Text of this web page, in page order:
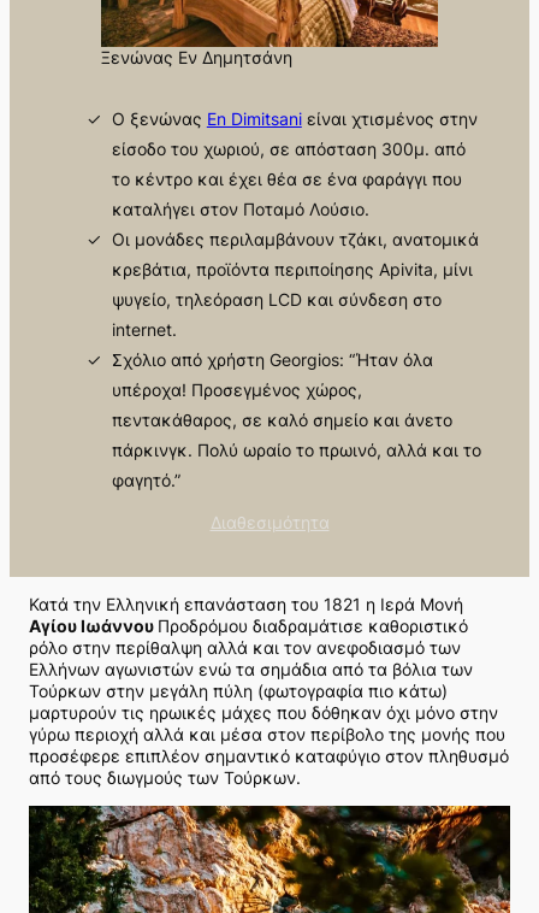
Ξενώνας Εν Δημητσάνη
Ο ξενώνας En Dimitsaniείναι χτισμένος στην
είσοδο του χωριού, σε απόσταση 300μ. από
το κέντρο και έχει θέα σε ένα φαράγγι που
καταλήγει στον Ποταμό Λούσιο.
Οι μονάδες περιλαμβάνουν τζάκι, ανατομικά
κρεβάτια, προϊόντα περιποίησης Apivita, μίνι
ψυγείο, τηλεόραση LCD και σύνδεση στο
internet.
Σχόλιο από χρήστη Georgios: “Ήταν όλα
υπέροχα! Προσεγμένος χώρος,
πεντακάθαρος, σε καλό σημείο και άνετο
πάρκινγκ. Πολύ ωραίο το πρωινό, αλλά και το
φαγητό.”
Διαθεσιμότητα
Κατά την Ελληνική επανάσταση του 1821 η Ιερά Μονή
Αγίου Ιωάννου Προδρόμου διαδραμάτισε καθοριστικό
ρόλο στην περίθαλψη αλλά και τον ανεφοδιασμό των
Ελλήνων αγωνιστών ενώ τα σημάδια από τα βόλια των
Τούρκων στην μεγάλη πύλη (φωτογραφία πιο κάτω)
μαρτυρούν τις ηρωικές μάχες που δόθηκαν όχι μόνο στην
γύρω περιοχή αλλά και μέσα στον περίβολο της μονής που
προσέφερε επιπλέον σημαντικό καταφύγιο στον πληθυσμό
από τους διωγμούς των Τούρκων.